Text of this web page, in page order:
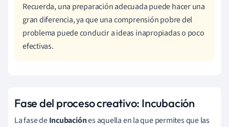
Recuerda, una preparación adecuada puede hacer una
gran diferencia, ya que una comprensión pobre del
problema puede conducir a ideas inapropiadas o poco
efectivas.
Fase del proceso creativo: Incubación
La fase deIncubaciónes aquella en la que permites que las